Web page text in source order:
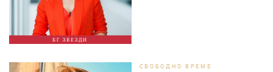
БГ ЗВЕЗДИ
СВОБОДНО ВРЕМЕ